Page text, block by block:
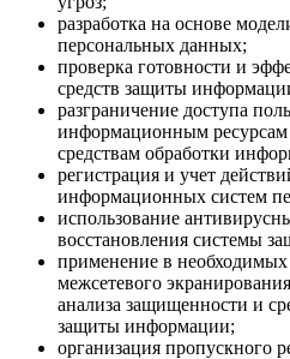
разработка на основе
персональных данных;
проверка готовности и
средств защиты
разграничение доступа
информационным
средствам обработки
регистрация и учет
информационных систем
использование
восстановления системы
применение в необходимых
межсетевого
анализа защищенности и
защиты информации;
организация пропускного